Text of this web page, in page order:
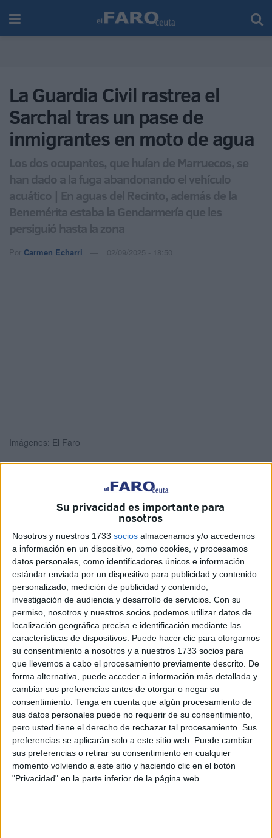
Su privacidad es importante para
nosotros
Nosotros y nuestros 1733 socios almacenamos y/o accedemos
a información en un dispositivo, como cookies, y procesamos
datos personales, como identificadores únicos e información
estándar enviada por un dispositivo para publicidad y contenido
personalizado, medición de publicidad y contenido,
investigación de audiencia y desarrollo de servicios. Con su
permiso, nosotros y nuestros socios podemos utilizar datos de
localización geográfica precisa e identificación mediante las
características de dispositivos. Puede hacer clic para otorgarnos
su consentimiento a nosotros y a nuestros 1733 socios para
que llevemos a cabo el procesamiento previamente descrito. De
forma alternativa, puede acceder a información más detallada y
cambiar sus preferencias antes de otorgar o negar su
consentimiento. Tenga en cuenta que algún procesamiento de
sus datos personales puede no requerir de su consentimiento,
pero usted tiene el derecho de rechazar tal procesamiento. Sus
preferencias se aplicarán solo a este sitio web. Puede cambiar
sus preferencias o retirar su consentimiento en cualquier
momento volviendo a este sitio y haciendo clic en el botón
"Privacidad" en la parte inferior de la página web.
La Guardia Civil rastrea el
Sarchal tras un pase de
inmigrantes en moto de agua
Los dos ocupantes, que huían de Marruecos, se
han dado a la fuga abandonando el vehículo
acuático | En aguas del Recinto, además de la
Benemérita estaba la Gendarmería que les
persiguió hasta la zona
Por Carmen Echarri 02/09/2025 - 18:50
Imágenes: El Faro
La Guardia Civil ha estado buscando sin éxito a los
ocupantes de una
moto de agua, matrícula de
Marruecos, que han logradodarse a la fuganada más
llegar a Ceuta. La espectacular persecución se ha
producido en lazona del Sarchal.
Varios componentes de patrullas han acudido al Recinto
para intentar dar con los dos varones que se han
escapado, adentrándose hacia la barriada del Sarchal. Lo
han hecho tras dejar lamoto embarrancada.
Por el mar, varias unidades habían intentado darle alcance
al detectarla en plena huida. A la moto le seguían también
unidades marroquíes. De hecho, se podía apreciar en
aguas del Recinto, tanto a la Guardia Civil como a la
Gendarmería marroquí, cuyos agentes habían accedido a
Ceuta persiguiendo la moto.
Despliegue de la Benemérita